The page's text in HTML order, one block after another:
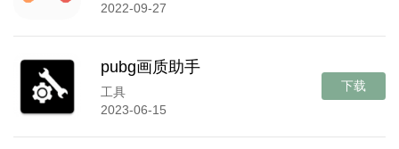
2022-09-27
pubg画质助手
工具
2023-06-15
下载